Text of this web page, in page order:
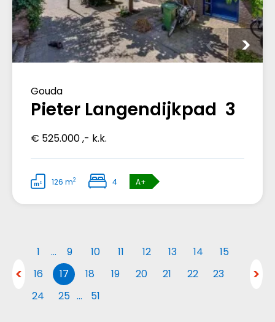
Gouda
Pieter Langendijkpad 3
€ 525.000 ,- k.k.
126 m2 4 A+
1 … 9 10 11 12 13 14
15
16
17 18 19 20 21 22
23
24
25 … 51